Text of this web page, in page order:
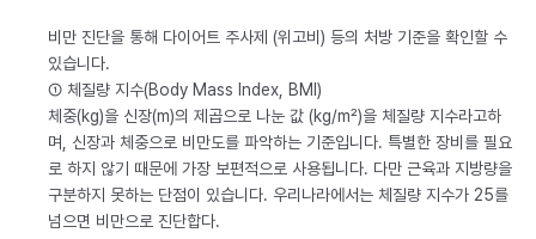
비만 진단을 통해 다이어트 주사제 (위고비) 등의 처방 기준을 확인할 수
있습니다.
① 체질량 지수(Body Mass Index, BMI)
체중(kg)을 신장(m)의 제곱으로 나눈 값 (kg/m²)을 체질량 지수라고하
며, 신장과 체중으로 비만도를 파악하는 기준입니다. 특별한 장비를 필요
로 하지 않기 때문에 가장 보편적으로 사용됩니다. 다만 근육과 지방량을
구분하지 못하는 단점이 있습니다. 우리나라에서는 체질량 지수가 25를
넘으면 비만으로 진단합다.